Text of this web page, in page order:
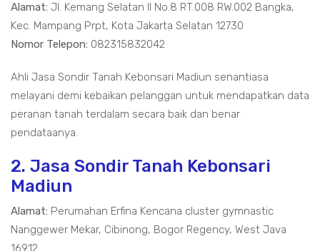
Alamat: Jl. Kemang Selatan II No.8 RT.008 RW.002 Bangka,
Kec. Mampang Prpt, Kota Jakarta Selatan 12730
Nomor Telepon: 082315832042
Ahli Jasa Sondir Tanah Kebonsari Madiun senantiasa
melayani demi kebaikan pelanggan untuk mendapatkan data
peranan tanah terdalam secara baik dan benar
pendataanya.
2. Jasa Sondir Tanah Kebonsari
Madiun
Alamat: Perumahan Erfina Kencana cluster gymnastic
Nanggewer Mekar, Cibinong, Bogor Regency, West Java
16912